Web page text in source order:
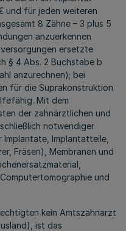
und für jeden weiteren
8 Zähne – 3 plus 5
anzuerkennen
ersetzte
§ 4 Abs. 2 Buchstabe b
anzurechnen); bei
für die Suprakonstruktion
Mit dem
der zahnärztlichen und
notwendiger
Implantatteile,
Fräsen), Membranen und
und
kein Amtszahnarzt
ist das